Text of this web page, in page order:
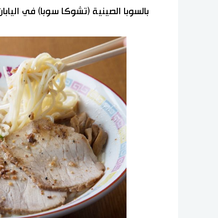
بالسوبا الصينية (تشوكا سوبا) في